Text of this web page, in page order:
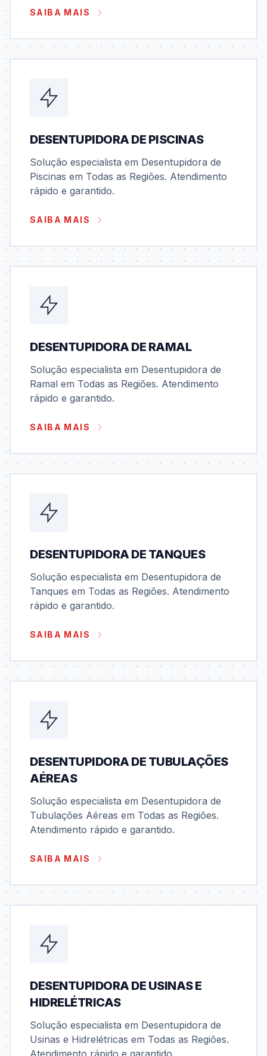
SAIBA MAIS
DESENTUPIDORA DE PISCINAS
Solução especialista em Desentupidora de
Piscinas em Todas as Regiões. Atendimento
rápido e garantido.
SAIBA MAIS
DESENTUPIDORA DE RAMAL
Solução especialista em Desentupidora de
Ramal em Todas as Regiões. Atendimento
rápido e garantido.
SAIBA MAIS
DESENTUPIDORA DE TANQUES
Solução especialista em Desentupidora de
Tanques em Todas as Regiões. Atendimento
rápido e garantido.
SAIBA MAIS
DESENTUPIDORA DE TUBULAÇÕES
AÉREAS
Solução especialista em Desentupidora de
Tubulações Aéreas em Todas as Regiões.
Atendimento rápido e garantido.
SAIBA MAIS
DESENTUPIDORA DE USINAS E
HIDRELÉTRICAS
Solução especialista em Desentupidora de
Usinas e Hidrelétricas em Todas as Regiões.
Atendimento rápido e garantido.